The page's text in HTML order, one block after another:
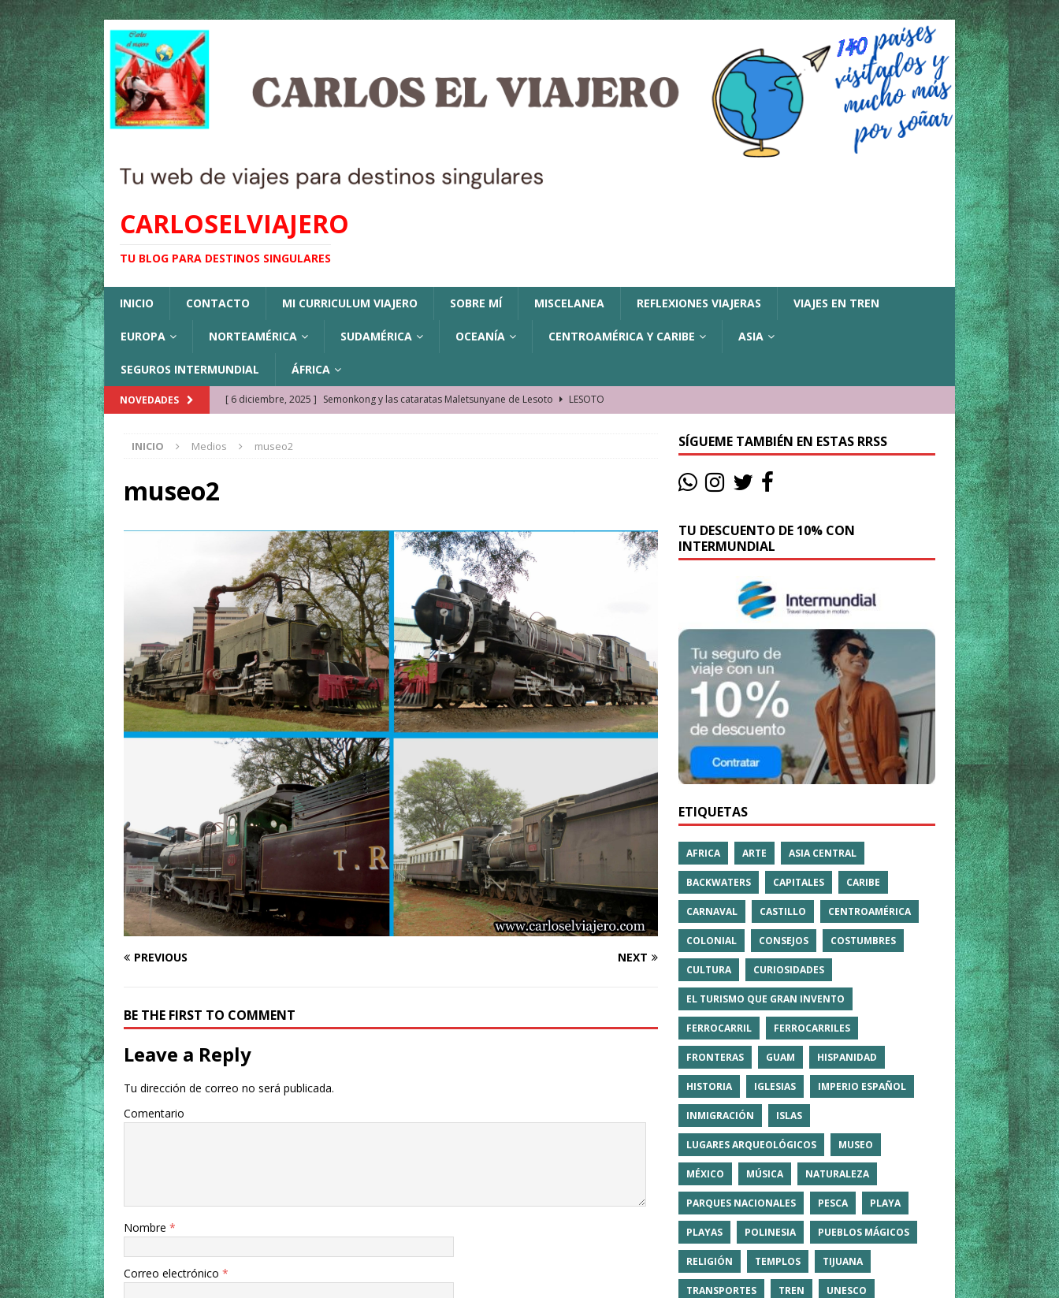
CARLOSELVIAJERO
TU BLOG PARA DESTINOS SINGULARES
INICIO CONTACTO MI CURRICULUM VIAJERO SOBRE MÍ MISCELANEA REFLEXIONES VIAJERAS VIAJES EN TREN
EUROPA NORTEAMÉRICA SUDAMÉRICA OCEANÍA CENTROAMÉRICA Y CARIBE ASIA
SEGUROS INTERMUNDIAL ÁFRICA
NOVEDADES [ 6 diciembre, 2025 ] Semonkong y las cataratas Maletsunyane de Lesoto
LESOTO
KAZAJISTÁN
[ 9 octubre, 2025 ] JAMAICA. La historia de la misteriosa avioneta de la playa
JAMAICA
[ 27 septiembre, 2025 ] Cómo moverse en Seychelles de manera sostenible
SEYCHELLES
[ 3 agosto, 2025 ] Qué ver en Manama. La capital de Baréin
BARÉIN
[ 15 marzo, 2026 ] Ela Nguema. El barrio más castizo de Malabo GUINEA ECUATORIAL
INICIO Medios museo2
museo2
PREVIOUS NEXT
BE THE FIRST TO COMMENT
Leave a Reply
Tu dirección de correo no será publicada.
Comentario
Nombre *
Correo electrónico *
SÍGUEME TAMBIÉN EN ESTAS RRSS
TU DESCUENTO DE 10% CON
INTERMUNDIAL
ETIQUETAS
AFRICA ARTE ASIA CENTRAL
BACKWATERS CAPITALES CARIBE
CARNAVAL CASTILLO CENTROAMÉRICA
COLONIAL CONSEJOS COSTUMBRES
CULTURA CURIOSIDADES
EL TURISMO QUE GRAN INVENTO
FERROCARRIL FERROCARRILES
FRONTERAS GUAM HISPANIDAD
HISTORIA IGLESIAS IMPERIO ESPAÑOL
INMIGRACIÓN ISLAS
LUGARES ARQUEOLÓGICOS MUSEO
MÉXICO MÚSICA NATURALEZA
PARQUES NACIONALES PESCA PLAYA
PLAYAS POLINESIA PUEBLOS MÁGICOS
RELIGIÓN TEMPLOS TIJUANA
TRANSPORTES TREN UNESCO